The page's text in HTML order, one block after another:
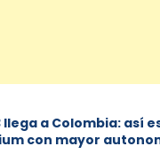
llega a Colombia: así
con mayor